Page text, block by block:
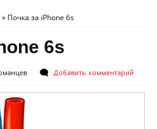
» Почка за iPhone 6s
6s
Добавить комментарий